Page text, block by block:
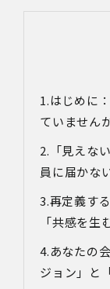
はじめに
ていません
「見えな
員に届かな
再定義す
「共感を生
あなたの
ジョン」と